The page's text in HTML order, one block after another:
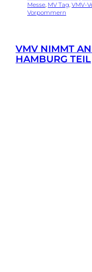
Messe, MV Tag, VMV-
Vorpommern
VMV NIMMT
HAMBURG TEIL